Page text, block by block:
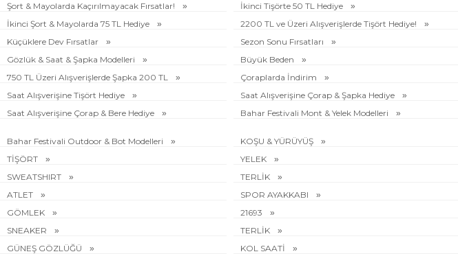
Şort & Mayolarda Kaçırılmayacak Fırsatlar!
İkinci Tişörte 50 TL Hediye
İkinci Şort & Mayolarda 75 TL Hediye
2200 TL ve Üzeri Alışverişlerde Tişört Hediye!
Küçüklere Dev Fırsatlar
Sezon Sonu Fırsatları
Gözlük & Saat & Şapka Modelleri
Büyük Beden
750 TL Üzeri Alışverişlerde Şapka 200 TL
Çoraplarda İndirim
Saat Alışverişine Tişört Hediye
Saat Alışverişine Çorap & Şapka Hediye
Saat Alışverişine Çorap & Bere Hediye
Bahar Festivali Mont & Yelek Modelleri
Bahar Festivali Outdoor & Bot Modelleri
KOŞU & YÜRÜYÜŞ
TİŞÖRT
YELEK
SWEATSHIRT
TERLİK
ATLET
SPOR AYAKKABI
GÖMLEK
21693
SNEAKER
TERLİK
GÜNEŞ GÖZLÜĞÜ
KOL SAATİ